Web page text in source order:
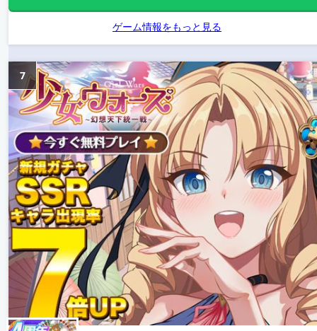
ゲーム情報をもっと見る
7